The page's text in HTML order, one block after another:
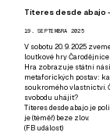
Títeres desde abajo
19. SEPTEMBRA 2025
V sobotu 20. 9. 2025
loutkové hry Čarodějnice
Hra zobrazuje státní
metaforických postav:
soukromého vlastnictví.
svobodu uhájit?
Títeres desde abajo je
je (téměř) beze zlov.
(FB událost)